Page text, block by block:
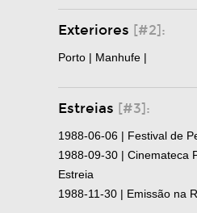
Exteriores [#2]:
Porto | Manhufe |
Estreias [#3]:
1988-06-06 | Festival de
1988-09-30 | Cinemateca
Estreia
1988-11-30 | Emissão na